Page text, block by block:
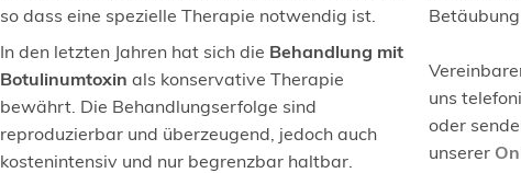
so dass eine spezielle Therapie notwendig ist.
In den letzten Jahren hat sich die Behandlung mit
Botulinumtoxin als konservative Therapie
bewährt. Die Behandlungserfolge sind
reproduzierbar und überzeugend, jedoch auch
kostenintensiv und nur begrenzbar haltbar.
uns
oder
unserer